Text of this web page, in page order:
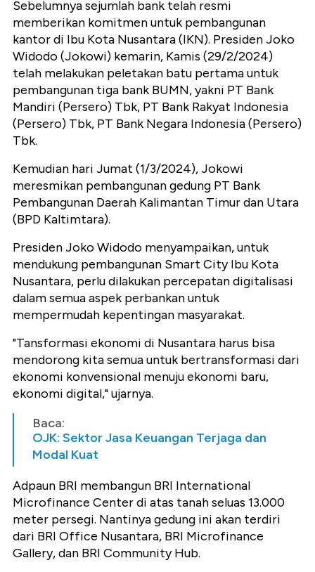
Sebelumnya sejumlah bank telah resmi
memberikan komitmen untuk pembangunan
kantor di Ibu Kota Nusantara (IKN). Presiden Joko
Widodo (Jokowi) kemarin, Kamis (29/2/2024)
telah melakukan peletakan batu pertama untuk
pembangunan tiga bank BUMN, yakni PT Bank
Mandiri (Persero) Tbk, PT Bank Rakyat Indonesia
(Persero) Tbk, PT Bank Negara Indonesia (Persero)
Tbk.
Kemudian hari Jumat (1/3/2024), Jokowi
meresmikan pembangunan gedung PT Bank
Pembangunan Daerah Kalimantan Timur dan Utara
(BPD Kaltimtara).
Presiden Joko Widodo menyampaikan, untuk
mendukung pembangunan Smart City Ibu Kota
Nusantara, perlu dilakukan percepatan digitalisasi
dalam semua aspek perbankan untuk
mempermudah kepentingan masyarakat.
"Tansformasi ekonomi di Nusantara harus bisa
mendorong kita semua untuk bertransformasi dari
ekonomi konvensional menuju ekonomi baru,
ekonomi digital," ujarnya.
Baca:
OJK: Sektor Jasa Keuangan Terjaga dan
Modal Kuat
Adpaun BRI membangun BRI International
Microfinance Center di atas tanah seluas 13.000
meter persegi. Nantinya gedung ini akan terdiri
dari BRI Office Nusantara, BRI Microfinance
Gallery, dan BRI Community Hub.